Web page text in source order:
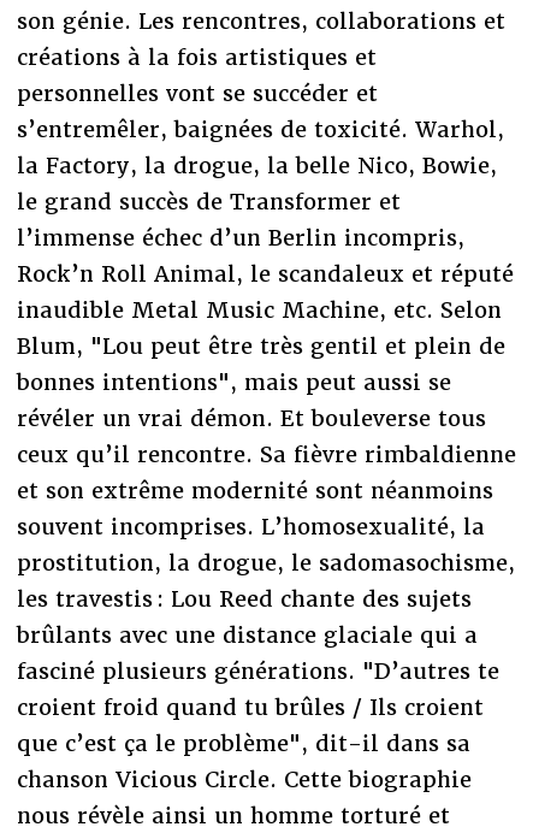
son génie. Les rencontres, collaborations et
créations à la fois artistiques et
personnelles vont se succéder et
s’entremêler, baignées de toxicité. Warhol,
la Factory, la drogue, la belle Nico, Bowie,
le grand succès de Transformer et
l’immense échec d’un Berlin incompris,
Rock’n Roll Animal, le scandaleux et réputé
inaudible Metal Music Machine, etc. Selon
Blum, "Lou peut être très gentil et plein de
bonnes intentions", mais peut aussi se
révéler un vrai démon. Et bouleverse tous
ceux qu’il rencontre. Sa fièvre rimbaldienne
et son extrême modernité sont néanmoins
souvent incomprises. L’homosexualité, la
prostitution, la drogue, le sadomasochisme,
les travestis : Lou Reed chante des sujets
brûlants avec une distance glaciale qui a
fasciné plusieurs générations. "D’autres te
croient froid quand tu brûles / Ils croient
que c’est ça le problème", dit-il dans sa
chanson Vicious Circle. Cette biographie
nous révèle ainsi un homme torturé et